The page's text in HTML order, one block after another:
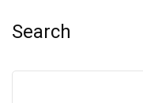
Search